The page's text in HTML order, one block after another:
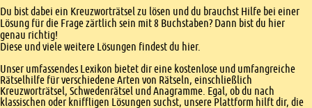
Einleitung
Du bist dabei ein Kreuzworträtsel zu lösen und du brauchst Hilfe bei einer
Lösung für die Frage zärtlich sein mit 8 Buchstaben? Dann bist du hier
genau richtig!
Diese und viele weitere Lösungen findest du hier.
Unser umfassendes Lexikon bietet dir eine kostenlose und umfangreiche
Rätselhilfe für verschiedene Arten von Rätseln, einschließlich
Kreuzworträtsel, Schwedenrätsel und Anagramme. Egal, ob du nach
klassischen oder kniffligen Lösungen suchst, unsere Plattform hilft dir, die